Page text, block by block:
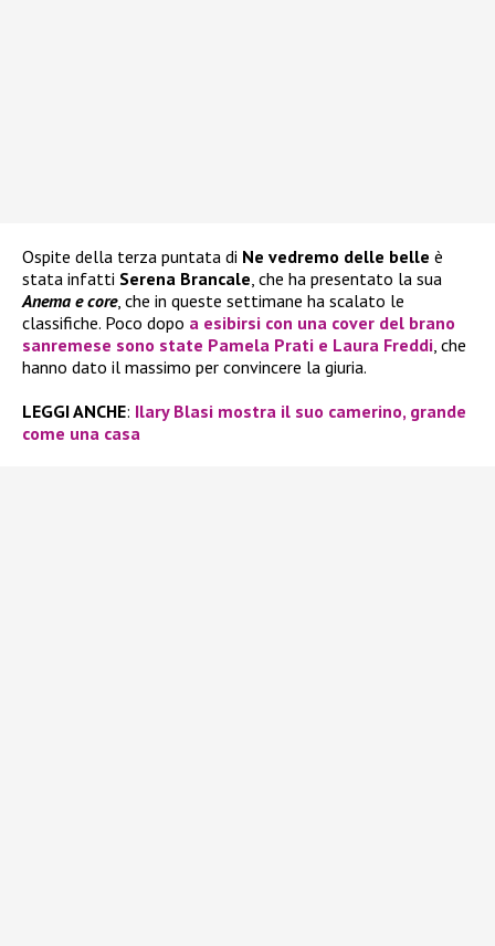
Ospite della terza puntata di Ne vedremo delle belle è
stata infatti Serena Brancale, che ha presentato la sua
Anema e core, che in queste settimane ha scalato le
classifiche. Poco dopo a esibirsi con una cover del brano
sanremese sono state Pamela Prati e Laura Freddi, che
hanno dato il massimo per convincere la giuria.
LEGGI ANCHE: Ilary Blasi mostra il suo camerino, grande
come una casa